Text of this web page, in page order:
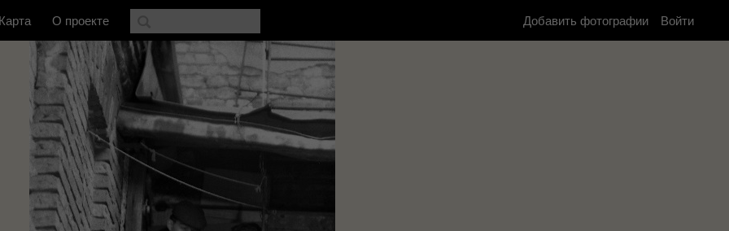
Карта О проекте Добавить фотографии Войти